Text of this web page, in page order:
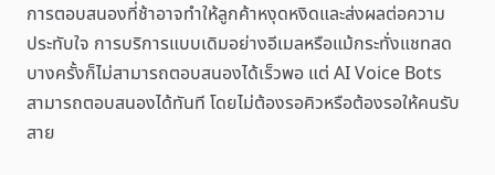
การตอบสนองที่ช้าอาจทำให้ลูกค้าหงุดหงิดและส่งผลต่อความ
ประทับใจ การบริการแบบเดิมอย่างอีเมลหรือแม้กระทั่งแชทสด
บางครั้งก็ไม่สามารถตอบสนองได้เร็วพอ แต่ AI Voice Bots
สามารถตอบสนองได้ทันที โดยไม่ต้องรอคิวหรือต้องรอให้คนรับ
สาย